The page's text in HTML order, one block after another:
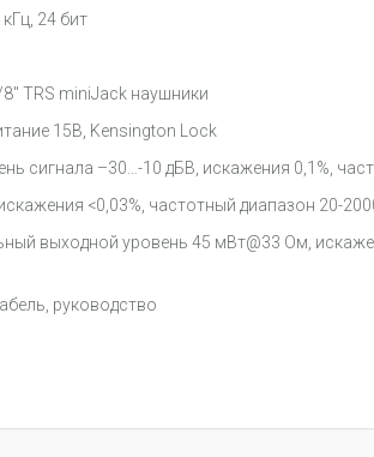
24 бит
TRS miniJack наушники
15В, Kensington Lock
сигнала –30…-10 дБВ, искажения 0,1%,
<0,03%, частотный диапазон 20-
выходной уровень 45 мВт@33 Ом,
руководство